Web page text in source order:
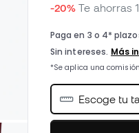
-20% Te ahorras
Escoge tu